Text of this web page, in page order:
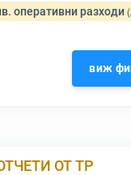
оперативни разходи
виж
ОТ ТР